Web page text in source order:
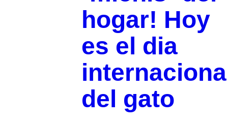
hogar! Hoy
es el dia
del gato